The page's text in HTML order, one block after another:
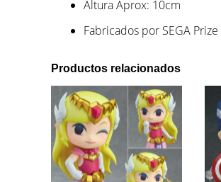
Altura Aprox: 10cm
Fabricados por SEGA Prize
Productos relacionados